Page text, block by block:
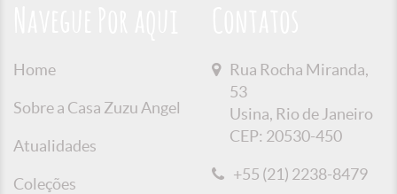
Home
Sobre a Casa Zuzu Angel
Atualidades
Coleções
Rua Rocha Miranda,
53
Usina, Rio de Janeiro
CEP: 20530-450
+55 (21) 2238-8479